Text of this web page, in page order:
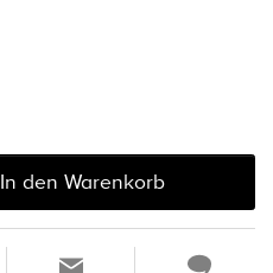
In den Warenkorb